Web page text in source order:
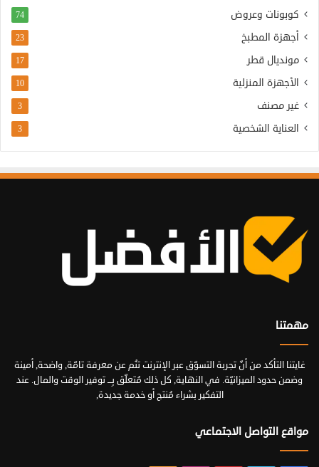
كوبونات وعروض 74
أجهزة المطبخ 23
مونديال قطر 17
الأجهزة المنزلية 10
غير مصنف 3
العناية الشخصية 3
مهمتنا
غايتنا التأكد من أنّ تجربة التسوّق عبر الإنترنت تنُم عن معرفة تامّة, واضحة, أمينة
وضمن حدود الميزانيّة. في النهاية, كل ذلك مُتعلّق بِـــ توفير الوقت والمال. عند
التفكير بشراء مُنتج أو خدمة جديدة,
مواقع التواصل الاجتماعي